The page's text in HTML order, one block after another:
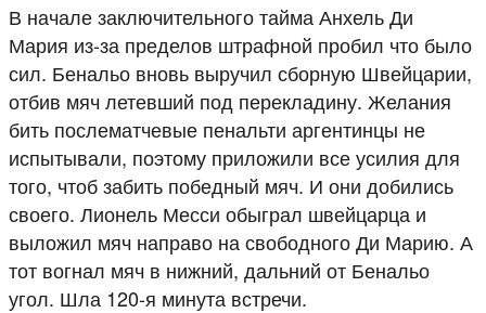
В начале заключительного тайма Анхель Ди
Мария из-за пределов штрафной пробил что было
сил. Бенальо вновь выручил сборную Швейцарии,
отбив мяч летевший под перекладину. Желания
бить послематчевые пенальти аргентинцы не
испытывали, поэтому приложили все усилия для
того, чтоб забить победный мяч. И они добились
своего. Лионель Месси обыграл швейцарца и
выложил мяч направо на свободного Ди Марию. А
тот вогнал мяч в нижний, дальний от Бенальо
угол. Шла 120-я минута встречи.